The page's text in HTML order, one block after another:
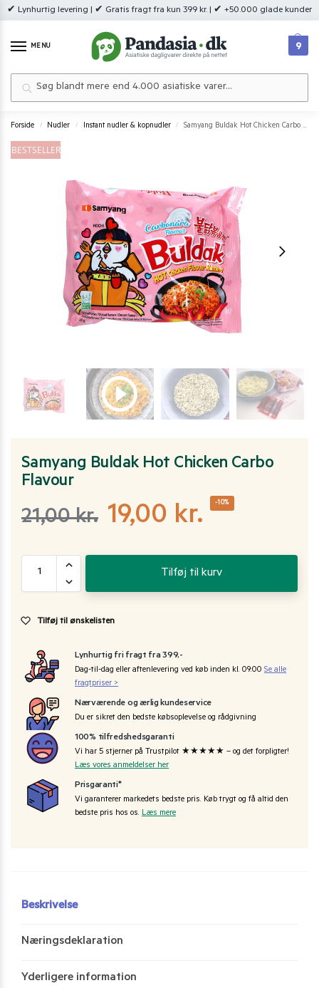
✔ Lynhurtig levering | ✔ Gratis fragt fra kun 399 kr. | ✔ +50.000 glade kunder
MENU 9
Forside / Nudler / Instant nudler & kopnudler / Samyang Buldak Hot Chicken Carbo Flavour
BESTSELLER
Samyang Buldak Hot Chicken Carbo
Flavour
21,00kr. 19,00 kr. -10%
Tilføj til kurv
Tilføj til ønskelisten
Lynhurtig fri fragt fra 399,-
Dag-til-dag eller aftenlevering ved køb inden kl. 09:00 Se alle
fragtpriser >
Nærværende og ærlig kundeservice
Du er sikret den bedste købsoplevelse og rådgivning
100% tilfredshedsgaranti
Vi har 5 stjerner på Trustpilot ★★★★★ – og det forpligter!
Læs vores anmeldelser her
Prisgaranti*
Vi garanterer markedets bedste pris. Køb trygt og få altid den
bedste pris hos os. Læs mere
Beskrivelse
Næringsdeklaration
Yderligere information